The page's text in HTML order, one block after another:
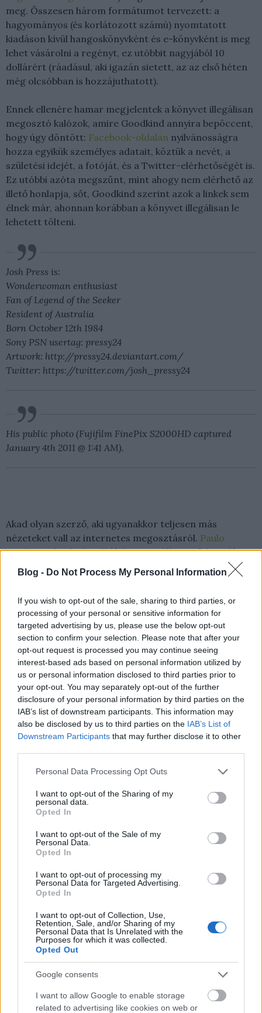
Blog - Do Not Process My Personal Information
If you wish to opt-out of the sale, sharing to third parties, or
processing of your personal or sensitive information for
targeted advertising by us, please use the below opt-out
section to confirm your selection. Please note that after your
opt-out request is processed you may continue seeing
interest-based ads based on personal information utilized by
us or personal information disclosed to third parties prior to
your opt-out. You may separately opt-out of the further
disclosure of your personal information by third parties on the
IAB’s list of downstream participants. This information may
also be disclosed by us to third parties on the IAB’s List of
Downstream Participants that may further disclose it to other
Please note that this website/app uses one or more Google
not limited to your visit or usage behaviour. You may click to
grant or deny consent to Google and its third-party tags to
use your data for below specified purposes in below Google
consent section.
Personal Data Processing Opt Outs
I want to opt-out of the Sharing of my
personal data.
Opted In
I want to opt-out of the Sale of my
Personal Data.
Opted In
I want to opt-out of processing my
Personal Data for Targeted Advertising.
Opted In
I want to opt-out of Collection, Use,
Retention, Sale, and/or Sharing of my
Personal Data that Is Unrelated with the
Purposes for which it was collected.
Opted Out
Google consents
I want to allow Google to enable storage
related to advertising like cookies on web or
meg. Összesen három formátumot tervezett: a
hagyományos (és korlátozott számú) nyomtatott
kiadáson kívül hangoskönyvként és e-könyvként is meg
lehet vásárolni a regényt, ez utóbbit nagyjából 10
dollárért (ráadásul, aki igazán sietett, az az első héten
még olcsóbban is hozzájuthatott).
Ennek ellenére hamar megjelentek a könyvet illegálisan
megosztó kalózok, amire Goodkind annyira bepöccent,
hogy úgy döntött: Facebook-oldalán nyilvánosságra
hozza egyikük személyes adatait, köztük a nevét, a
születési idejét, a fotóját, és a Twitter-elérhetőségét is.
Ez utóbbi azóta megszűnt, mint ahogy nem elérhető az
illető honlapja, sőt, Goodkind szerint azok a linkek sem
élnek már, ahonnan korábban a könyvet illegálisan le
lehetett tölteni.
Josh Press is:
Wonderwoman enthusiast
Fan of Legend of the Seeker
Resident of Australia
Born October 12th 1984
Sony PSN usertag: pressy24
Artwork: http://pressy24.deviantart.com/
Twitter: https://twitter.com/josh_pressy24
His public photo (Fujifilm FinePix S2000HD captured
January 4th 2011 @ 1:41 AM).
Akad olyan szerző, aki ugyanakkor teljesen más
nézeteket vall az internetes megosztásról. Paulo
Coelhoaz év elején például arra szólította fel a „világ
kalózait”, hogy „egyesüljenek”, és töltsenek le és
osszanak meg mindent, amit ő maga valaha is írt. A
kalózkiadások végsősoron a könyvei eladásait növelik
majd.
Az internetes hozzászólásokból mindenesetre az derül
ki, hogy Goodkind lépése eléggé megosztotta az
embereket: volt, aki gratulált neki, más szerint azonban
nem volt joga nyilvánosságra hozni az adatokat.
komment
Lesétálni Ottlikot -
okostelefonnal
2012. július 12.
Száz éve
Géza
író